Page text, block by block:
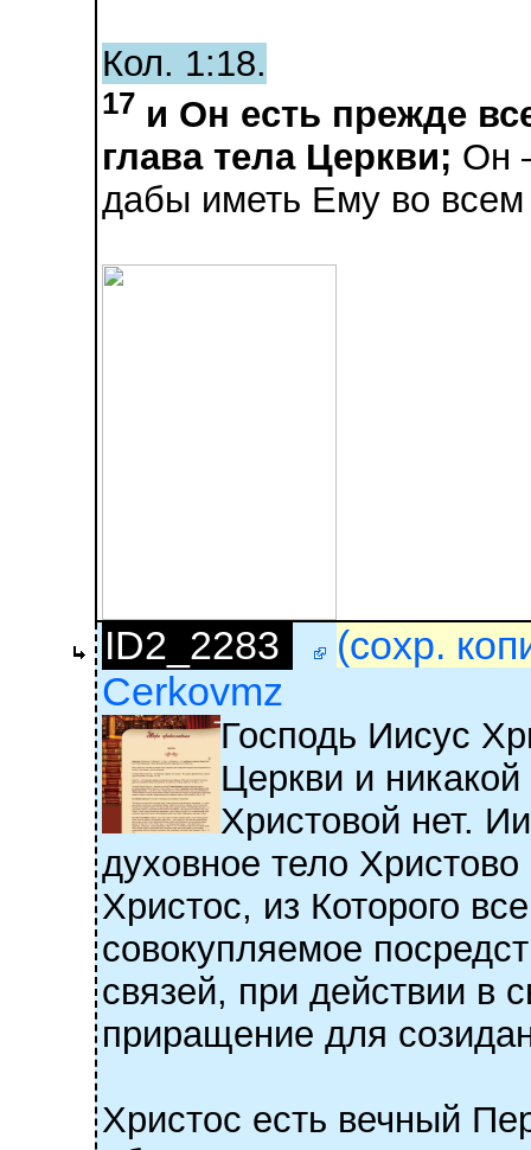
Кол. 1:18.
17 и Он есть прежде
глава тела Церкви; Он
дабы иметь Ему во всем
ID2_2283
(сохр.
Cerkovmz
Господь Иисус
Церкви и
Христовой нет.
духовное тело
Христос, из Которого
совокупляемое
связей, при действии в
приращение для
Христос есть вечный